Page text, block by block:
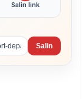
Salin link
Salin